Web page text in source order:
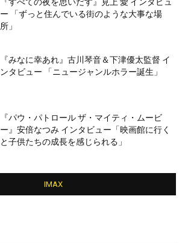
ー 「ずっと住んでいる街のような大事な場
所」
『みなに幸あれ』古川琴音＆下津優太監督 イ
ンタビュー 「ニュージャンルホラー誕生」
『パウ・パトロール ザ・マイティ・ムービ
ー』安倍なつみ インタビュー「映画館に行く
と子供たちの成長を感じられる」
IMAX